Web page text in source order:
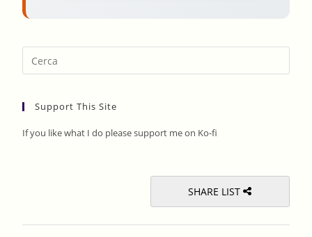
Support This Site
If you like what I do please support me on Ko-fi
SHARE LIST